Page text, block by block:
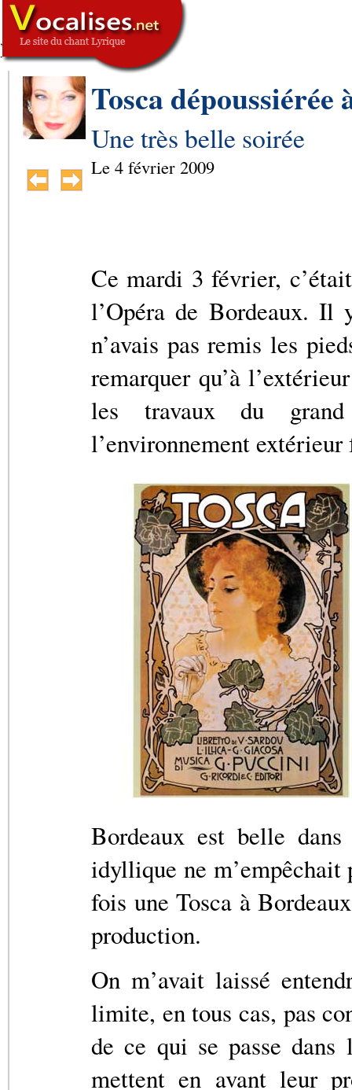
,
SIGNATURE
-->
Tosca dépoussiérée
Une très belle soirée
Le 4 février 2009
Ce mardi 3 février,
l’Opéra de Bordeaux.
n’avais pas remis les
remarquer qu’à
les travaux du
l’environnement
Bordeaux est belle
idyllique ne m’empêchait
fois une Tosca à
production.
On m’avait laissé
limite, en tous cas, pas
de ce qui se passe
mettent en avant leur